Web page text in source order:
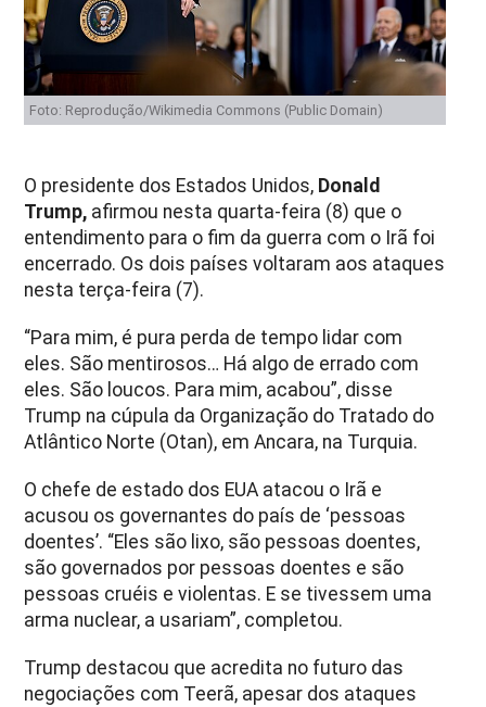
Foto: Reprodução/Wikimedia Commons (Public Domain)
O presidente dos Estados Unidos, Donald
Trump, afirmou nesta quarta-feira (8) que o
entendimento para o fim da guerra com o Irã foi
encerrado. Os dois países voltaram aos ataques
nesta terça-feira (7).
“Para mim, é pura perda de tempo lidar com
eles. São mentirosos… Há algo de errado com
eles. São loucos. Para mim, acabou”, disse
Trump na cúpula da Organização do Tratado do
Atlântico Norte (Otan), em Ancara, na Turquia.
O chefe de estado dos EUA atacou o Irã e
acusou os governantes do país de ‘pessoas
doentes’. “Eles são lixo, são pessoas doentes,
são governados por pessoas doentes e são
pessoas cruéis e violentas. E se tivessem uma
arma nuclear, a usariam”, completou.
Trump destacou que acredita no futuro das
negociações com Teerã, apesar dos ataques